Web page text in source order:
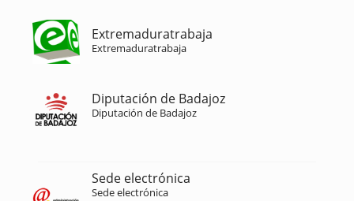
Extremaduratrabaja
Extremaduratrabaja
Diputación de Badajoz
Diputación de Badajoz
Sede electrónica
Sede electrónica